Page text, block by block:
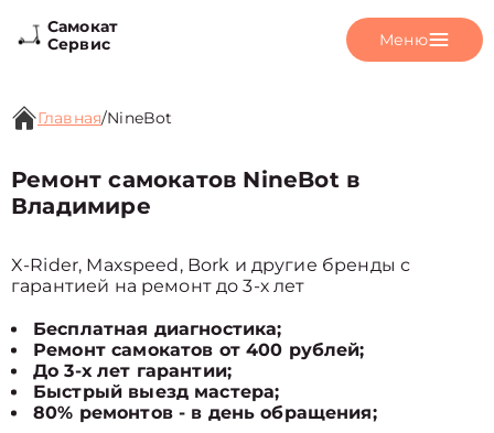
Самокат
Сервис
Меню
Главная/NineBot
Ремонт самокатов NineBot в
Владимире
X-Rider, Maxspeed, Bork и другие бренды с
гарантией на ремонт до 3-х лет
Бесплатная диагностика;
Ремонт самокатов от 400 рублей;
До 3-х лет гарантии;
Быстрый выезд мастера;
80% ремонтов - в день обращения;